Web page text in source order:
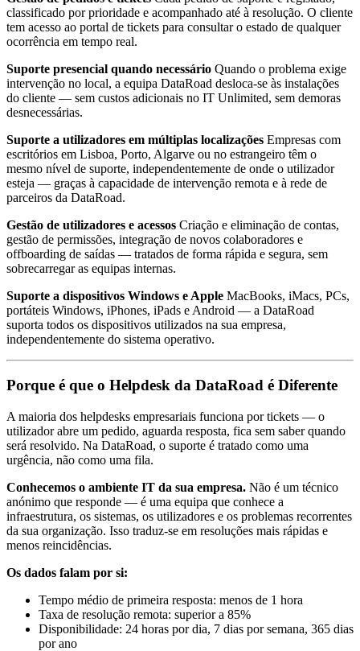
classificado por prioridade e acompanhado até à resolução. O cliente
tem acesso ao portal de tickets para consultar o estado de qualquer
ocorrência em tempo real.
Suporte presencial quando necessário Quando o problema exige
intervenção no local, a equipa DataRoad desloca-se às instalações
do cliente — sem custos adicionais no IT Unlimited, sem demoras
desnecessárias.
Suporte a utilizadores em múltiplas localizações Empresas com
escritórios em Lisboa, Porto, Algarve ou no estrangeiro têm o
mesmo nível de suporte, independentemente de onde o utilizador
esteja — graças à capacidade de intervenção remota e à rede de
parceiros da DataRoad.
Gestão de utilizadores e acessos Criação e eliminação de contas,
gestão de permissões, integração de novos colaboradores e
offboarding de saídas — tratados de forma rápida e segura, sem
sobrecarregar as equipas internas.
Suporte a dispositivos Windows e Apple MacBooks, iMacs, PCs,
portáteis Windows, iPhones, iPads e Android — a DataRoad
suporta todos os dispositivos utilizados na sua empresa,
independentemente do sistema operativo.
Porque é que o Helpdesk da DataRoad é Diferente
A maioria dos helpdesks empresariais funciona por tickets — o
utilizador abre um pedido, aguarda resposta, fica sem saber quando
será resolvido. Na DataRoad, o suporte é tratado como uma
urgência, não como uma fila.
Conhecemos o ambiente IT da sua empresa. Não é um técnico
anónimo que responde — é uma equipa que conhece a
infraestrutura, os sistemas, os utilizadores e os problemas recorrentes
da sua organização. Isso traduz-se em resoluções mais rápidas e
menos reincidências.
Os dados falam por si:
Tempo médio de primeira resposta: menos de 1 hora
Taxa de resolução remota: superior a 85%
Disponibilidade: 24 horas por dia, 7 dias por semana, 365 dias
por ano